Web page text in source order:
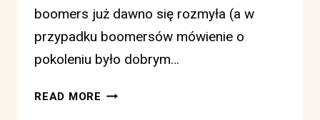
boomers już dawno się rozmyła (a w
przypadku boomersów mówienie o
pokoleniu było dobrym…
READ MORE GEN